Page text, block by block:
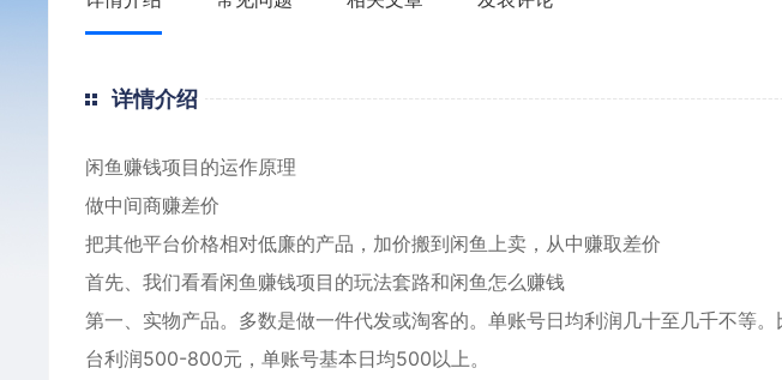
详情介绍
闲鱼赚钱项目的运作原理
做中间商赚差价
把其他平台价格相对低廉的产品，加价搬到闲鱼上卖，从中赚取差价
首先、我们看看闲鱼赚钱项目的玩法套路和闲鱼怎么赚钱
第一、实物产品。多数是做一件代发或淘客的。单账号日均利润几十至几千不等
台利润500-800元，单账号基本日均500以上。